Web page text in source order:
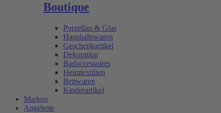
Boutique
Porzellan & Glas
Haushaltswaren
Geschenkartikel
Dekoration
Badaccessoires
Heimtextilien
Bettwaren
Kinderartikel
Marken
Angebote